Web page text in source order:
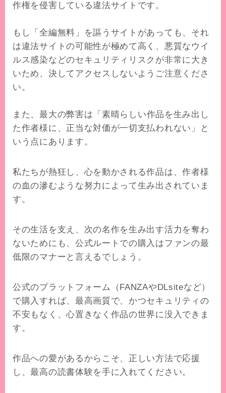
作権を侵害している違法サイトです。
もし「全編無料」を謳うサイトがあっても、それ
は違法サイトの可能性が極めて高く、 悪質なウイ
ルス感染などのセキュリティリスクが非常に大き
いため、決してアクセスしないようご注意くださ
い。
また、最大の弊害は 「素晴らしい作品を生み出し
た作者様に、正当な対価が一切支払われない」
と
いう点にあります。
私たちが熱狂し、心を動かされる作品は、作者様
の血の滲むような努力によって生み出されていま
す。
その生活を支え、次の名作を生み出す活力を奪わ
ないためにも、公式ルートでの購入はファンの最
低限のマナーと言えるでしょう。
公式のプラットフォーム（FANZAやDLsiteなど）
で購入すれば、最高画質で、かつセキュリティの
不安もなく、心置きなく作品の世界に没入できま
す。
作品への愛があるからこそ、正しい方法で応援
し、最高の読書体験を手に入れてください。